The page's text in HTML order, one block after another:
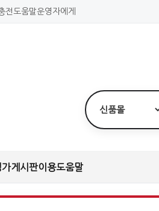
전도움말운영자에게
게시판이용도움말